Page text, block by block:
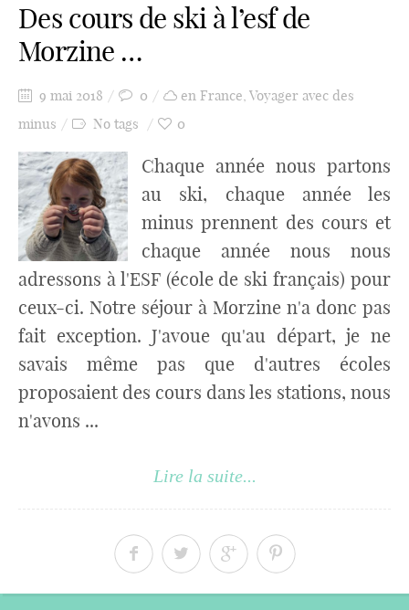
Des cours de ski à l’esf de
Morzine …
9 mai 2018 0 en France, Voyager avec des
minus
No tags 0
Chaque année nous partons
au ski, chaque année les
minus prennent des cours et
chaque année nous nous
adressons à l'ESF (école de ski français) pour
ceux-ci. Notre séjour à Morzine n'a donc pas
fait exception. J'avoue qu'au départ, je ne
savais même pas que d'autres écoles
proposaient des cours dans les stations, nous
n'avons ...
Lire la suite...